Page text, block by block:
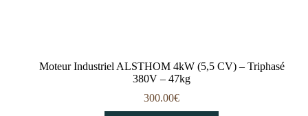
Moteur Industriel ALSTHOM 4kW (5,5 CV) – Triphasé
380V – 47kg
300.00€